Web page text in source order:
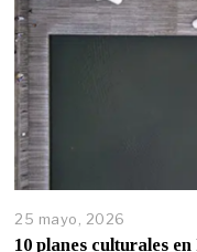
25 mayo, 2026
10 planes culturales